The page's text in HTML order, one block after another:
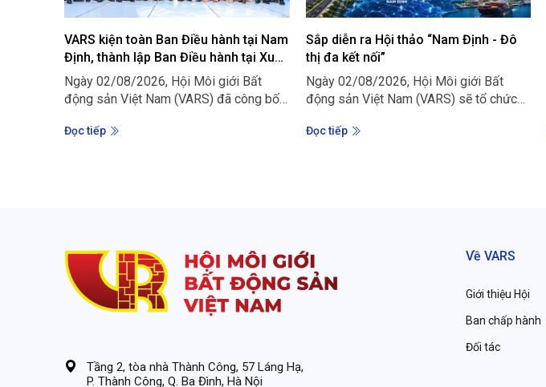
VARS kiện toàn Ban Điều hành tại Nam
Định, thành lập Ban Điều hành tại Xuân
Thủy và Ninh Cơ
Ngày 02/08/2026, Hội Môi giới Bất
động sản Việt Nam (VARS) đã công bố
Điều hành VARS tại Nam Định; đồng thời
Đọc tiếp
Sắp diễn ra Hội thảo “Nam Định - Đô
thị đa kết nối”
Ngày 02/08/2026, Hội Môi giới Bất
động sản Việt Nam (VARS) sẽ tổ chức
đa kết nối: Quy hoạch mới - Động lực
Đọc tiếp
Tầng 2, tòa nhà Thành Công, 57 Láng Hạ,
P. Thành Công, Q. Ba Đình, Hà Nội
Về VARS
Giới thiệu Hội
Ban chấp hành
Đối tác